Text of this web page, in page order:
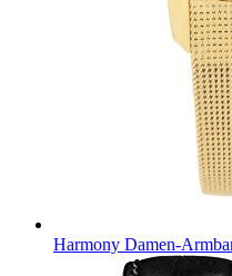
Harmony Damen-